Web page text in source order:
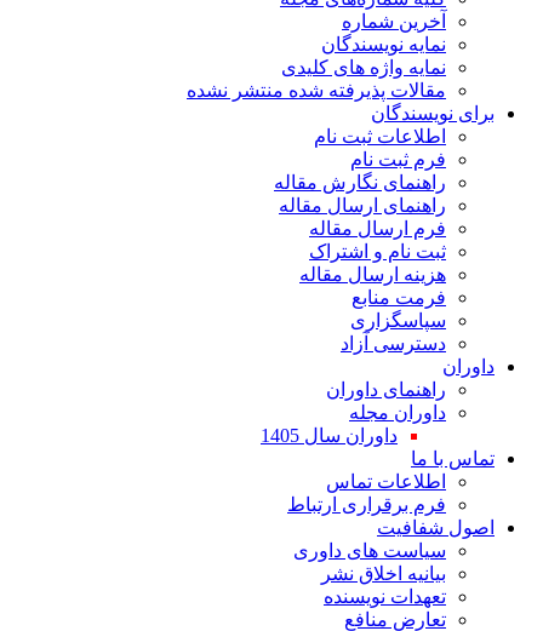
شماره
نویسندگان
واژه های کلیدی
پذیرفته شده منتشر نشده
ثبت نام
نگارش مقاله
ارسال مقاله
ارسال مقاله
نام و اشتراک
ارسال مقاله
آزاد
داوران
مجله
داوران سال 1405
تماس
برقراری ارتباط
های داوری
اخلاق نشر
نویسنده
منافع